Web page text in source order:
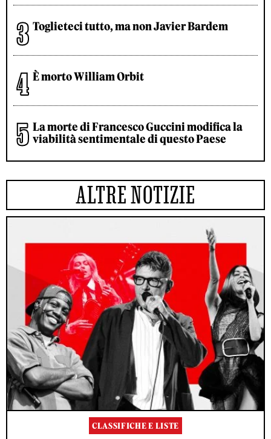
Toglieteci tutto, ma non Javier Bardem
È morto William Orbit
La morte di Francesco Guccini modifica la
viabilità sentimentale di questo Paese
ALTRE NOTIZIE
CLASSIFICHE E LISTE